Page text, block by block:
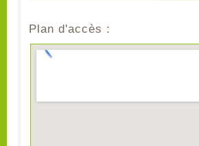
Plan d'accès :